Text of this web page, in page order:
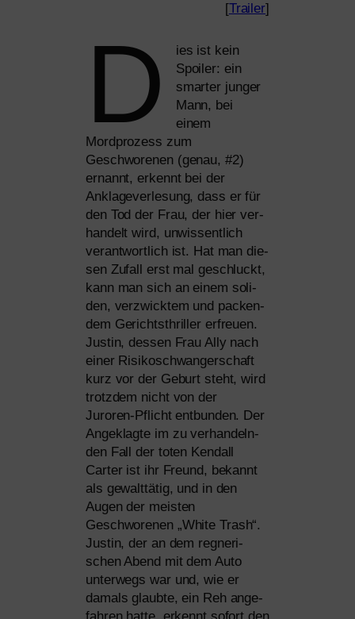
[Trailer]
D
ies ist kein
Spoiler: ein
smar­ter jun­ger
Mann, bei
einem
Mordprozess zum
Geschworenen (genau, #2)
ernannt, erkennt bei der
Anklageverlesung, dass er für
den Tod der Frau, der hier ver­
han­delt wird, unwis­sent­lich
ver­ant­wort­lich ist. Hat man die­
sen Zufall erst mal geschluckt,
kann man sich an einem soli­
den, ver­zwick­tem und packen­
dem Gerichtsthriller erfreu­en.
Justin, des­sen Frau Ally nach
einer Risikoschwangerschaft
kurz vor der Geburt steht, wird
trotz­dem nicht von der
Juroren-Pflicht ent­bun­den. Der
Angeklagte im zu ver­han­deln­
den Fall der toten Kendall
Carter ist ihr Freund, bekannt
als gewalt­tä­tig, und in den
Augen der meis­ten
Geschworenen „White Trash“.
Justin, der an dem reg­ne­ri­
schen Abend mit dem Auto
unter­wegs war und, wie er
damals glaub­te, ein Reh ange­